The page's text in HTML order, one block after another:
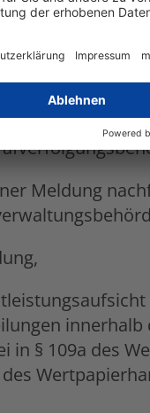
Rahmen
in der
Meldung
§ 109a des